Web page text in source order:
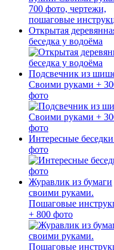
Открытая
беседка у водоёма
Подсвечник из
Своими руками +
фото
Интересные
фото
Журавлик из бумаги
своими руками.
Пошаговые
+ 800 фото